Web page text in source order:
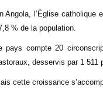
Angola, l’Église
% de la population.
pays compte 20
desservis par 1 511
cette croissance